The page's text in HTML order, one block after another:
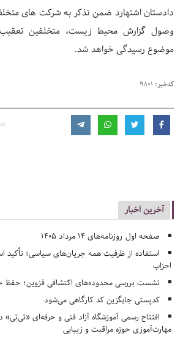
دادستان اشتهارد ضمن تذکر به شرکت های
وصول گزارش محیط زیست، متخلفین
موضوع رسیدگی خواهد شد.
کدخبر: 9801
آخرین اخبار
صفحه اول روزنامه‌های 14 مرداد 1405
استفاده از ظرفیت همه جریان‌های سیاسی؛ تأکید
احزاب
نشست بررسی محدوده‌های اکتشافی قزوین؛ حفظ
کدپستی جایگزین کد کارگاهی می‌شود
افتتاح رسمی آموزشگاه آزاد فنی و حرفه‌ای «تی‌تی»
مهارت‌آموزی حوزه مراقبت و زیبایی